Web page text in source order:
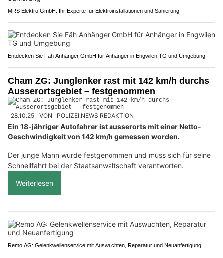
MRS Elektro GmbH: Ihr Experte für Elektroinstallationen und Sanierung
Entdecken Sie Fäh Anhänger GmbH für Anhänger in Engwilen TG und Umgebung
Cham ZG: Junglenker rast mit 142 km/h durchs
Ausserortsgebiet – festgenommen
28.10.25 VON POLIZEI.NEWS REDAKTION
Ein 18-jähriger Autofahrer ist ausserorts mit einer Netto-
Geschwindigkeit von 142 km/h gemessen worden.
Der junge Mann wurde festgenommen und muss sich für seine
Schnellfahrt bei der Staatsanwaltschaft verantworten.
Weiterlesen
Remo AG: Gelenkwellenservice mit Auswuchten, Reparatur und Neuanfertigung